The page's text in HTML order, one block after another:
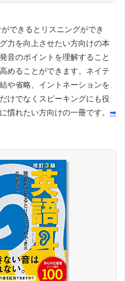
できるとリスニングができ
力を向上させたい方向けの本
音のポイントを理解すること
めることができます。ネイテ
や省略、イントネーションを
けでなくスピーキングにも役
慣れたい方向けの一冊です。 ➡